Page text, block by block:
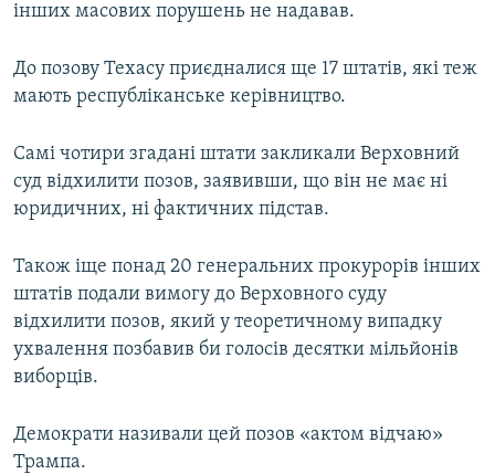
інших масових порушень не надавав.
До позову Техасу приєдналися ще 17 штатів, які теж
мають республіканське керівництво.
Самі чотири згадані штати закликали Верховний
суд відхилити позов, заявивши, що він не має ні
юридичних, ні фактичних підстав.
Також іще понад 20 генеральних прокурорів інших
штатів подали вимогу до Верховного суду
відхилити позов, який у теоретичному випадку
ухвалення позбавив би голосів десятки мільйонів
виборців.
Демократи називали цей позов «актом відчаю»
Трампа.